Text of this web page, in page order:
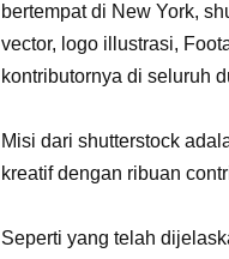
bertempat di New York,
vector, logo illustrasi,
kontributornya di seluruh
Misi dari shutterstock
kreatif dengan ribuan
Seperti yang telah